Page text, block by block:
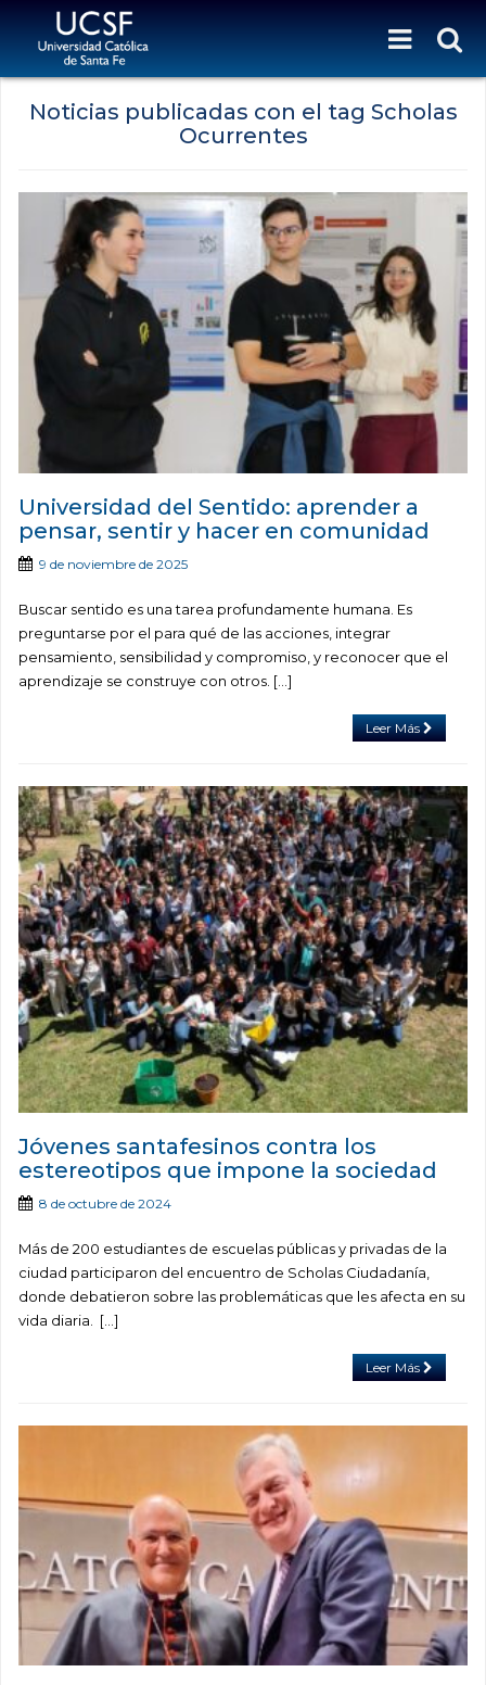
Noticias publicadas con el tag Scholas
Ocurrentes
Universidad del Sentido: aprender a
pensar, sentir y hacer en comunidad
9 de noviembre de 2025
Buscar sentido es una tarea profundamente humana. Es
preguntarse por el para qué de las acciones, integrar
pensamiento, sensibilidad y compromiso, y reconocer que el
aprendizaje se construye con otros. […]
Leer Más
Jóvenes santafesinos contra los
estereotipos que impone la sociedad
8 de octubre de 2024
Más de 200 estudiantes de escuelas públicas y privadas de la
ciudad participaron del encuentro de Scholas Ciudadanía,
donde debatieron sobre las problemáticas que les afecta en su
vida diaria. […]
Leer Más